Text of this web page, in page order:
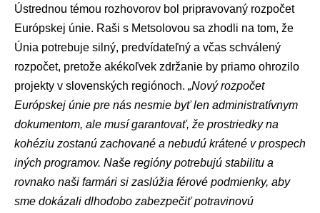
Ústrednou témou rozhovorov bol pripravovaný rozpočet
Európskej únie. Raši s Metsolovou sa zhodli na tom, že
Únia potrebuje silný, predvídateľný a včas schválený
rozpočet, pretože akékoľvek zdržanie by priamo ohrozilo
projekty v slovenských regiónoch. „Nový rozpočet
Európskej únie pre nás nesmie byť len administratívnym
dokumentom, ale musí garantovať, že prostriedky na
kohéziu zostanú zachované a nebudú krátené v prospech
iných programov. Naše regióny potrebujú stabilitu a
rovnako naši farmári si zaslúžia férové podmienky, aby
sme dokázali dlhodobo zabezpečiť potravinovú